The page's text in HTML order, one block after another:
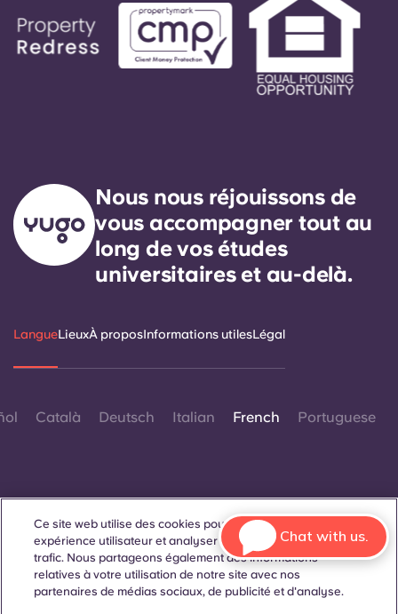
Nous nous réjouissons de
vous accompagner tout au
long de vos études
universitaires et au-delà.
LangueLieuxÀ proposInformations utilesLégal
Català Deutsch Italian French Portuguese
Contactez-nous
Ce site web utilise des cookies pour améliorer votre
expérience utilisateur et analyser les performances et le
trafic. Nous partageons également des informations
relatives à votre utilisation de notre site avec nos
partenaires de médias sociaux, de publicité et d'analyse.
Chat with us.